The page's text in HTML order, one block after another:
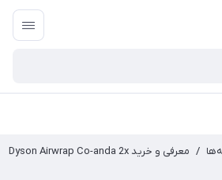
/ معرفی و خرید Dyson Airwrap Co-anda 2x